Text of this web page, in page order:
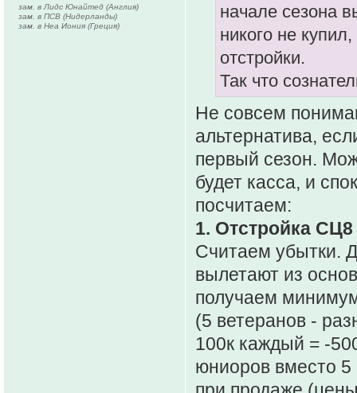
начале сезона
никого не
отстройки.
Так что
Не совсем
альтернатива,
первый сезон.
будет касса, и
посчитаем:
1. Отстройка
Считаем убытки.
вылетают из
получаем
(5 ветеранов -
100к каждый = -
юниоров вместо 5
зам. в Лидс Юнайтед (Англия)
зам. в ПСВ (Нидерланды)
зам. в Неа Иония (Греция)